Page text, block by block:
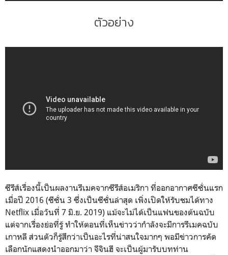
ตัวอย่าง
ซีรีส์เรื่องนี้เป็นผลงานรีเมคจากซีรีส์อเมริกา ที่ออกอากาศซีซั่นแรก
เมื่อปี 2016 (ซีซั่น 3 ซึ่งเป็นซีซั่นล่าสุด เพิ่งเปิดให้รับชมได้ทาง
Netflix เมื่อวันที่ 7 มิ.ย. 2019) แม้จะไม่ได้เป็นแฟนของต้นฉบับ
แต่จากเรื่องย่อที่รู้ ทำให้ตอนที่เห็นข่าวว่ากำลังจะมีการรีเมคฉบับ
เกาหลี ส่วนตัวก็รู้สึกว่าเป็นอะไรที่น่าสนใจมากๆ พอมีข่าวการคัด
เลือกนักแสดงนำออกมาว่า จีจินฮี จะเป็นผู้มารับบทท่าน